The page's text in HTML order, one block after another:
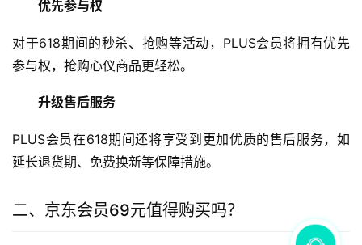
优先参与权
对于618期间的秒杀、抢购等活动，PLUS会员将拥有优先
参与权，抢购心仪商品更轻松。
升级售后服务
PLUS会员在618期间还将享受到更加优质的售后服务，如
延长退货期、免费换新等保障措施。
二、京东会员69元值得购买吗？